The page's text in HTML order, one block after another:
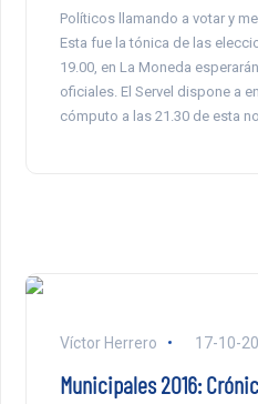
Políticos llamando a votar y
Esta fue la tónica de las
19.00, en La Moneda
oficiales. El Servel dispone a
cómputo a las 21.30 de esta
Víctor Herrero 17-10-
Municipales 2016: